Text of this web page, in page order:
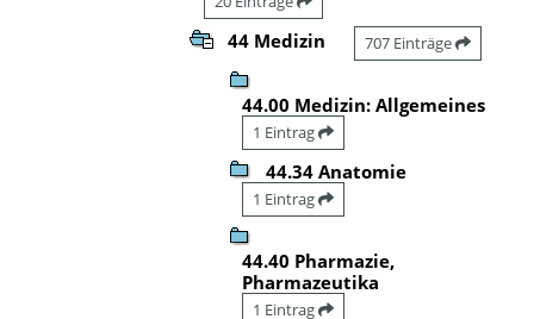
44 Medizin 707 Einträge
44.00 Medizin: Allgemeines
1 Eintrag
44.34 Anatomie
1 Eintrag
44.40 Pharmazie,
Pharmazeutika
1 Eintrag